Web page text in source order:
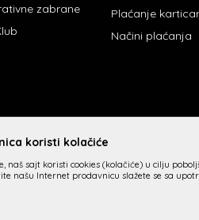
zabrane
Plaćanje
Načini plaćanja
koristi kolačiće
naš sajt koristi cookies (kolačiće) u cilju
našu Internet prodavnicu slažete se sa